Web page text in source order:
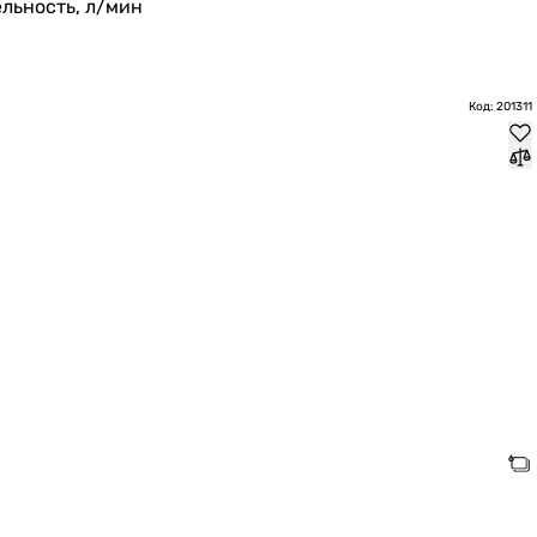
л/мин
Код: 201311